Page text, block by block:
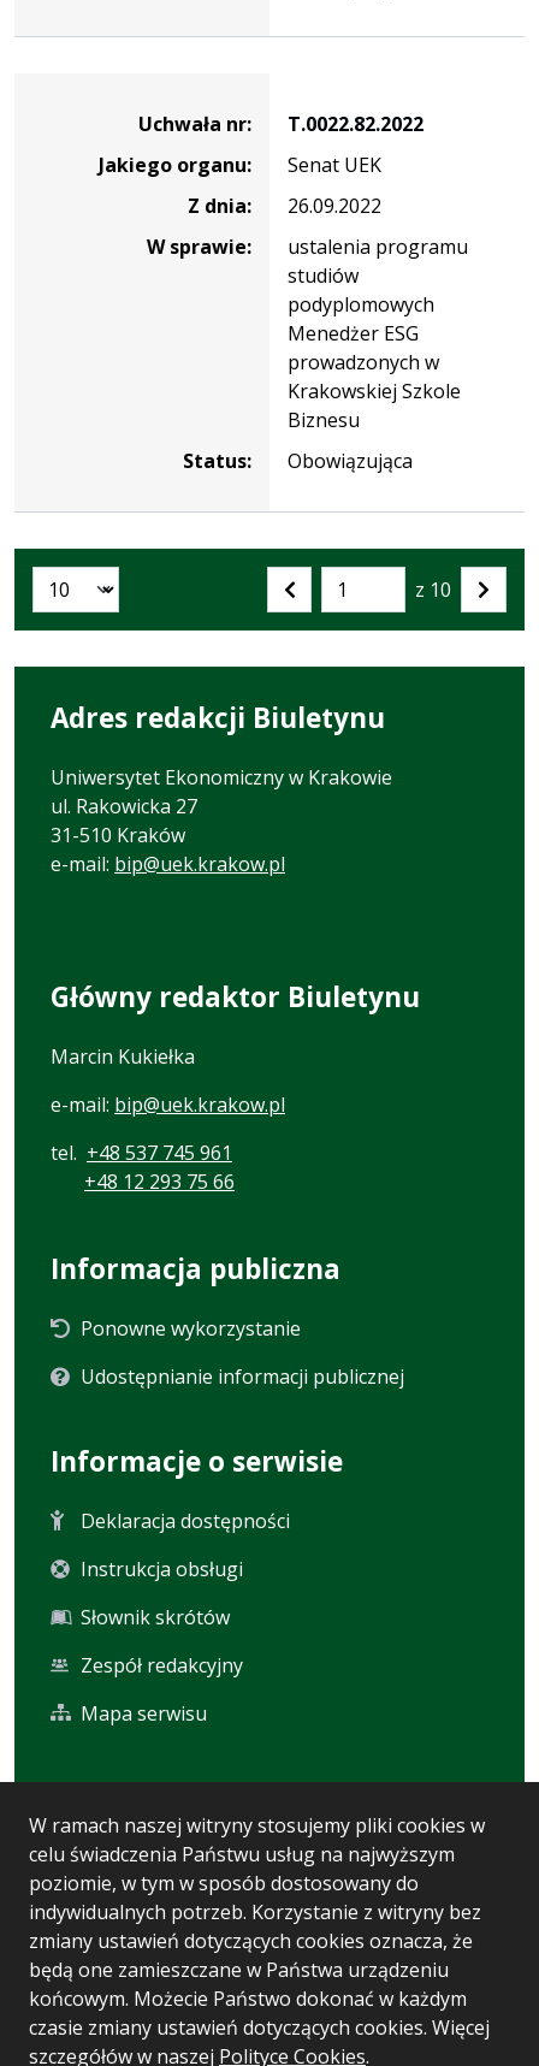
W ramach naszej witryny stosujemy pliki cookies w
celu świadczenia Państwu usług na najwyższym
poziomie, w tym w sposób dostosowany do
indywidualnych potrzeb. Korzystanie z witryny bez
zmiany ustawień dotyczących cookies oznacza, że
będą one zamieszczane w Państwa urządzeniu
końcowym. Możecie Państwo dokonać w każdym
czasie zmiany ustawień dotyczących cookies. Więcej
szczegółów w naszej Polityce Cookies.
T.0022.82.2022
Uchwała nr:
T.0022.82.2022
Jakiego organu:
Senat UEK
Z dnia:
26.09.2022
W sprawie:
ustalenia programu
studiów
podyplomowych
Menedżer ESG
prowadzonych w
Krakowskiej Szkole
Biznesu
Status:
Obowiązująca
Liczba artykułów na stronie:
Poprzednia
Przejdź
do
z 10
Adres redakcji Biuletynu
Uniwersytet Ekonomiczny w Krakowie
ul. Rakowicka 27
31-510 Kraków
e-mail: bip@uek.krakow.pl
Główny redaktor Biuletynu
Marcin Kukiełka
e-mail: bip@uek.krakow.pl
tel. +48 537 745 961
+48 12 293 75 66
Informacja publiczna
Ponowne wykorzystanie
Udostępnianie informacji publicznej
Informacje o serwisie
Deklaracja dostępności
Instrukcja obsługi
Słownik skrótów
Zespół redakcyjny
Mapa serwisu
Statystyki oglądalności
Ostatnio dodane
Polityka prywatności
Wersja systemu: 5.7.0 [93]